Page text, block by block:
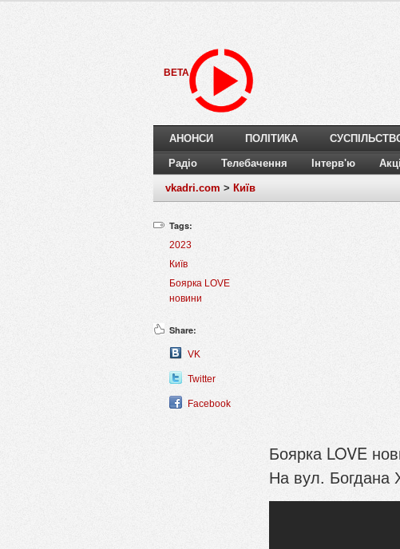
BETA
АНОНСИ ПОЛІТИКА
Радіо Телебачення Інтерв'ю
vkadri.com > Київ
Tags:
2023
Київ
Боярка LOVE
новини
Share:
VK
Twitter
Facebook
Боярка LOVE
На вул. Богдана